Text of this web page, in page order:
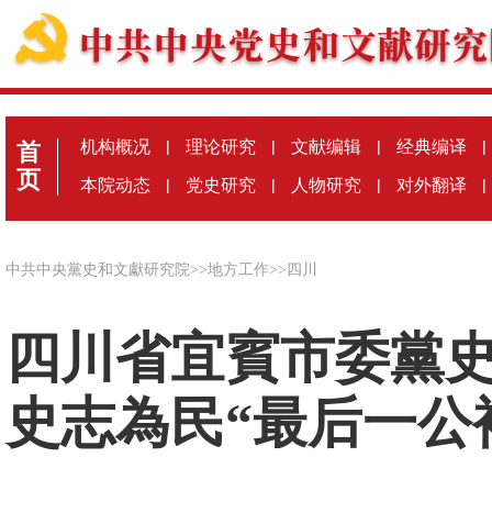
首
页
机构概况 | 理论研究 | 文献编辑 | 经典编译 |
本院动态 | 党史研究 | 人物研究 | 对外翻译 |
中共中央黨史和文獻研究院>>地方工作>> 四川
四川省宜賓市委黨
史志為民“最后一公